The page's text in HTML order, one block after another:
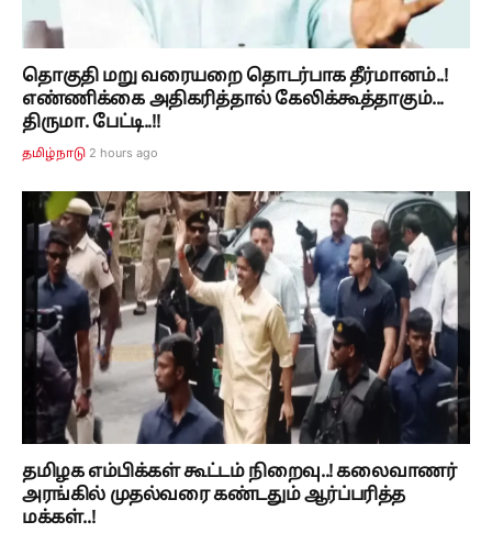
தொகுதி மறு வரையறை தொடர்பாக தீர்மானம்..!
எண்ணிக்கை அதிகரித்தால் கேலிக்கூத்தாகும்...
திருமா. பேட்டி..!!
தமிழ்நாடு 2 hours ago
தமிழக எம்பிக்கள் கூட்டம் நிறைவு..! கலைவாணர்
அரங்கில் முதல்வரை கண்டதும் ஆர்ப்பரித்த
மக்கள்..!